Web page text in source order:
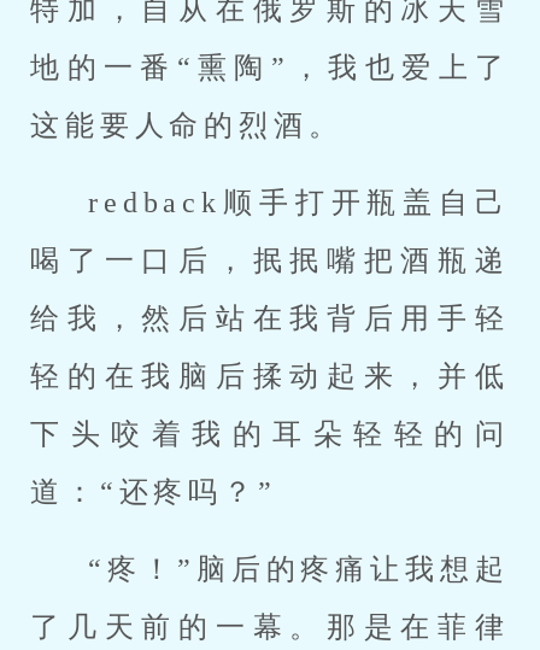
特加，自从在俄罗斯的冰天雪
地的一番“熏陶”，我也爱上了
这能要人命的烈酒。
redback顺手打开瓶盖自己
喝了一口后，抿抿嘴把酒瓶递
给我，然后站在我背后用手轻
轻的在我脑后揉动起来，并低
下头咬着我的耳朵轻轻的问
道：“还疼吗？”
“疼！”脑后的疼痛让我想起
了几天前的一幕。那是在菲律